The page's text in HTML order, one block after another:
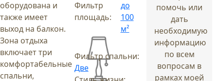
оборудована и
также имеет
выход на балкон.
Зона отдыха
включает три
комфортабельные
спальни,
Фильтр
площадь:
до
100
м²
Фильтр спальни:
Две
помочь или
дать
необходимую
информацию
по всем
вопросам в
рамках моей